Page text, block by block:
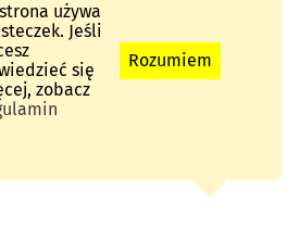
używa
Jeśli
się
zobacz
Rozumiem